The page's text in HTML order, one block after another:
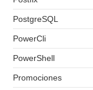
PostgreSQL
PowerCli
PowerShell
Promociones